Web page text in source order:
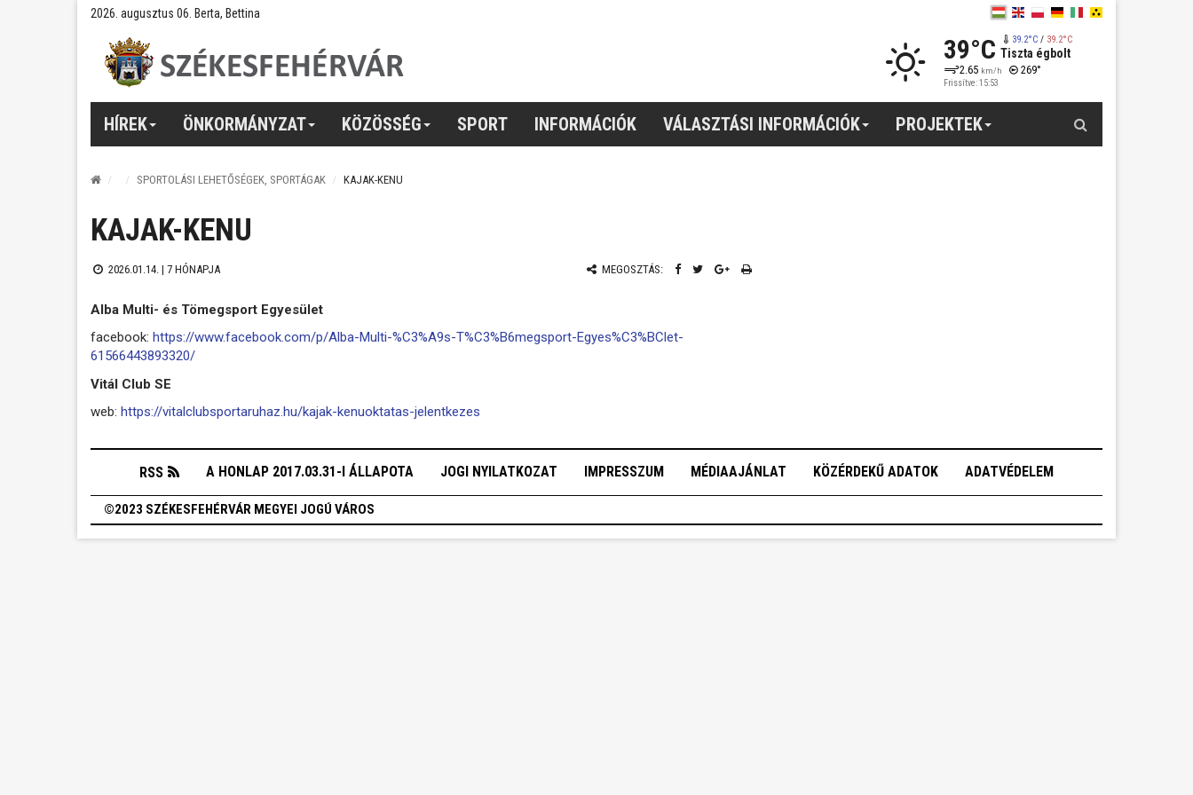
2026. augusztus 06. Berta, Bettina
39°C 39.2°C/ 39.2°C
Tiszta égbolt
2.65 km/h 269°
Frissítve: 15:53
HÍREK ÖNKORMÁNYZAT KÖZÖSSÉG SPORT INFORMÁCIÓK VÁLASZTÁSI INFORMÁCIÓK PROJEKTEK
SPORTOLÁSI LEHETŐSÉGEK, SPORTÁGAK KAJAK-KENU
KAJAK-KENU
2026.01.14. | 7 HÓNAPJA MEGOSZTÁS:
Alba Multi- és Tömegsport Egyesület
facebook: https://www.facebook.com/p/Alba-Multi-%C3%A9s-T%C3%B6megsport-Egyes%C3%BClet-
61566443893320/
Vitál Club SE
web: https://vitalclubsportaruhaz.hu/kajak-kenuoktatas-jelentkezes
RSS A HONLAP 2017.03.31-I ÁLLAPOTA JOGI NYILATKOZAT IMPRESSZUM MÉDIAAJÁNLAT KÖZÉRDEKŰ ADATOK ADATVÉDELEM
©2023 SZÉKESFEHÉRVÁR MEGYEI JOGÚ VÁROS